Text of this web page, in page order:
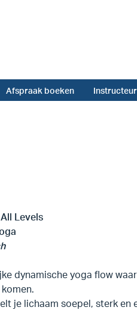
Afspraak boeken
Levels
dynamische yoga flow
je lichaam soepel, sterk en